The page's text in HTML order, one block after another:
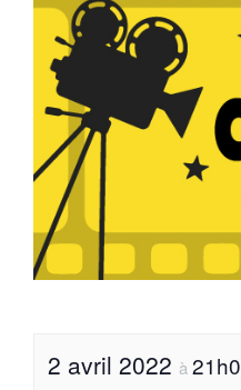
2 avril 2022 à